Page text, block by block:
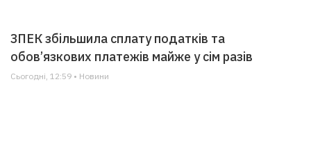
ЗПЕК збільшила сплату податків та
обов’язкових платежів майже у сім разів
Сьогодні, 12:59 • Новини